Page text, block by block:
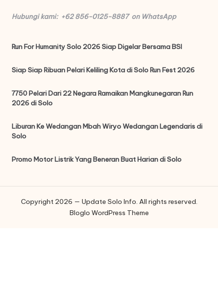
Hubungi kami: +62 856-0125-8887 on WhatsApp
Run For Humanity Solo 2026 Siap Digelar Bersama BSI
Siap Siap Ribuan Pelari Keliling Kota di Solo Run Fest 2026
7750 Pelari Dari 22 Negara Ramaikan Mangkunegaran Run
2026 di Solo
Liburan Ke Wedangan Mbah Wiryo Wedangan Legendaris di
Solo
Promo Motor Listrik Yang Beneran Buat Harian di Solo
Copyright 2026 — Update Solo Info. All rights reserved.
Bloglo WordPress Theme